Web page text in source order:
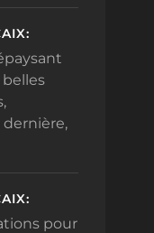
pour